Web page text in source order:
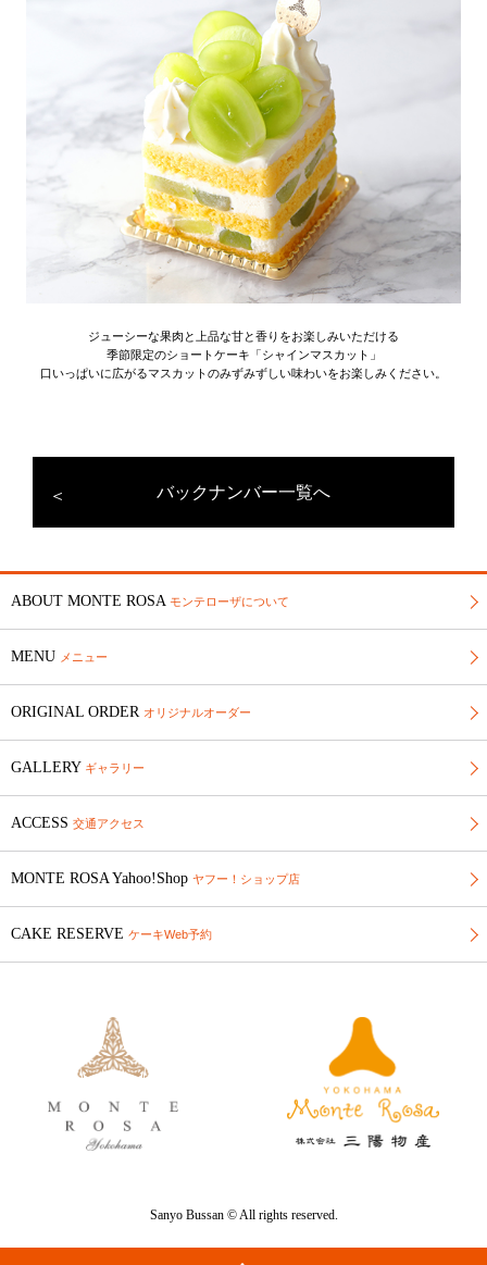
ジューシーな果肉と上品な甘と香りをお楽しみいただける
季節限定のショートケーキ「シャインマスカット」
口いっぱいに広がるマスカットのみずみずしい味わいをお楽しみください。
バックナンバー一覧へ
ABOUT MONTE ROSA モンテローザについて
MENU メニュー
ORIGINAL ORDER オリジナルオーダー
GALLERY ギャラリー
ACCESS 交通アクセス
MONTE ROSA Yahoo!Shop ヤフー！ショップ店
CAKE RESERVE ケーキWeb予約
Sanyo Bussan © All rights reserved.